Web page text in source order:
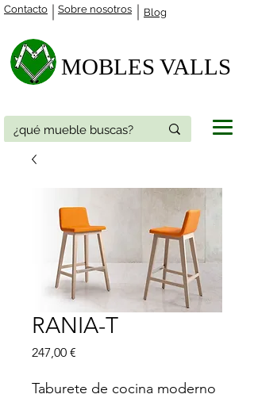
Contacto Blog
Sobre nosotros
MOBLES VALLS​
RANIA-T
247,00 €
Taburete de cocina moderno